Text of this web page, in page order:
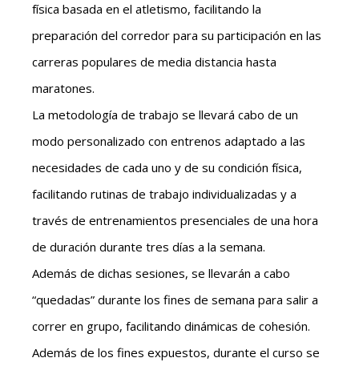
física basada en el atletismo, facilitando la
preparación del corredor para su participación en las
carreras populares de media distancia hasta
maratones.
La metodología de trabajo se llevará cabo de un
modo personalizado con entrenos adaptado a las
necesidades de cada uno y de su condición física,
facilitando rutinas de trabajo individualizadas y a
través de entrenamientos presenciales de una hora
de duración durante tres días a la semana.
Además de dichas sesiones, se llevarán a cabo
“quedadas” durante los fines de semana para salir a
correr en grupo, facilitando dinámicas de cohesión.
Además de los fines expuestos, durante el curso se